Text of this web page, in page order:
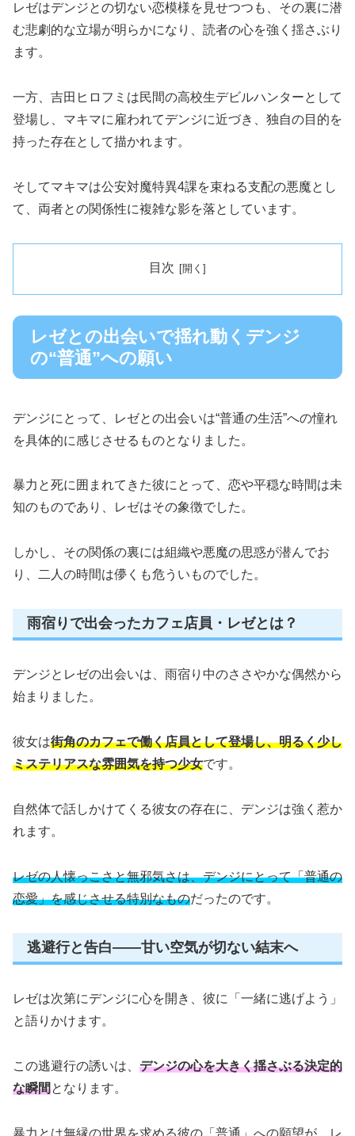
レゼはデンジとの切ない恋模様を見せつつも、その裏に潜
む悲劇的な立場が明らかになり、読者の心を強く揺さぶり
ます。
一方、吉田ヒロフミは民間の高校生デビルハンターとして
登場し、マキマに雇われてデンジに近づき、独自の目的を
持った存在として描かれます。
そしてマキマは公安対魔特異4課を束ねる支配の悪魔とし
て、両者との関係性に複雑な影を落としています。
目次
レゼとの出会いで揺れ動くデンジ
の“普通”への願い
デンジにとって、レゼとの出会いは“普通の生活”への憧れ
を具体的に感じさせるものとなりました。
暴力と死に囲まれてきた彼にとって、恋や平穏な時間は未
知のものであり、レゼはその象徴でした。
しかし、その関係の裏には組織や悪魔の思惑が潜んでお
り、二人の時間は儚くも危ういものでした。
雨宿りで出会ったカフェ店員・レゼとは？
デンジとレゼの出会いは、雨宿り中のささやかな偶然から
始まりました。
彼女は街角のカフェで働く店員として登場し、明るく少し
ミステリアスな雰囲気を持つ少女です。
自然体で話しかけてくる彼女の存在に、デンジは強く惹か
れます。
レゼの人懐っこさと無邪気さは、デンジにとって「普通の
恋愛」を感じさせる特別なものだったのです。
逃避行と告白——甘い空気が切ない結末へ
レゼは次第にデンジに心を開き、彼に「一緒に逃げよう」
と語りかけます。
この逃避行の誘いは、 デンジの心を大きく揺さぶる決定的
な瞬間となります。
暴力とは無縁の世界を求める彼の「普通」への願望が、レ